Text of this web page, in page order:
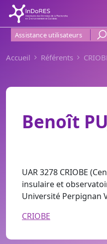
Aller au contenu principal
Menu Haut de page
Assistance utilisateurs
Accueil Référents
Benoît
UAR 3278 CRIOBE
insulaire et
Université Perpignan
CRIOBE